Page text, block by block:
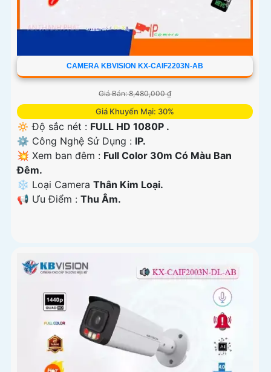
CAMERA KBVISION KX-CAIF2203N-AB
Giá Bán: 8,480,000 ₫
Giá Khuyến Mại: 30%
🔅 Độ sắc nét : FULL HD 1080P .
⚙ Công Nghệ Sử Dụng : IP.
💥 Xem ban đêm : Full Color 30m Có Màu Ban
Đêm.
❄ Loại Camera Thân Kim Loại.
️📢 Ưu Điểm : Thu Âm.